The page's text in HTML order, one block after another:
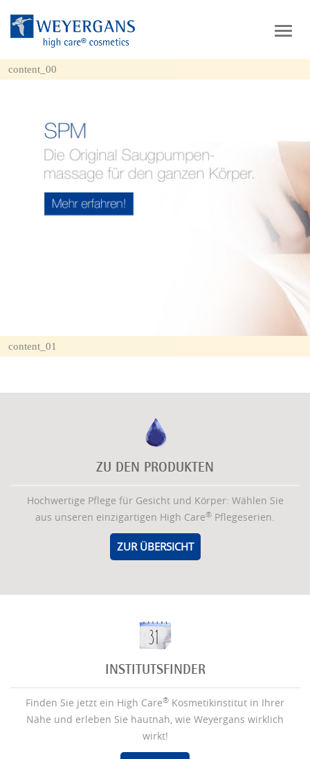
content_00
content_01
ZU DEN PRODUKTEN
Hochwertige Pflege für Gesicht und Körper: Wählen Sie
aus unseren einzigartigen High Care® Pflegeserien.
ZUR ÜBERSICHT
INSTITUTSFINDER
Finden Sie jetzt ein High Care® Kosmetikinstitut in Ihrer
Nähe und erleben Sie hautnah, wie Weyergans wirklich
wirkt!